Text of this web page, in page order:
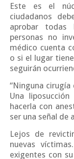
Este es el
ciudadanos
aprobar todas
personas no
médico cuenta
o si el lugar
seguirán
“Ninguna cirugía
Una
hacerla con
ser una señal de
Lejos de
nuevas
exigentes con